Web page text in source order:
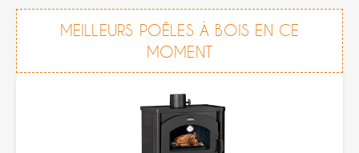
MEILLEURS POÊLES À BOIS EN CE
MOMENT